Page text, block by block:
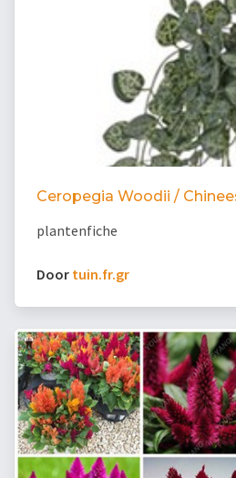
Ceropegia Woodii /
plantenfiche
Door tuin.fr.gr